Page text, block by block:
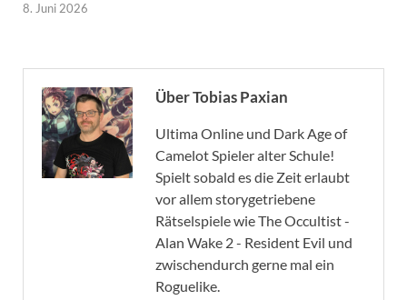
8. Juni 2026
Über Tobias Paxian
Ultima Online und Dark Age of
Camelot Spieler alter Schule!
Spielt sobald es die Zeit erlaubt
vor allem storygetriebene
Rätselspiele wie The Occultist -
Alan Wake 2 - Resident Evil und
zwischendurch gerne mal ein
Roguelike.